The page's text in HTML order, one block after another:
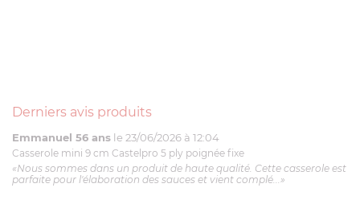
Derniers avis produits
Emmanuel 56 ans le 23/06/2026 à 12:04
Casserole mini 9 cm Castelpro 5 ply poignée fixe
«Nous sommes dans un produit de haute qualité. Cette casserole est
parfaite pour l'élaboration des sauces et vient complé...»